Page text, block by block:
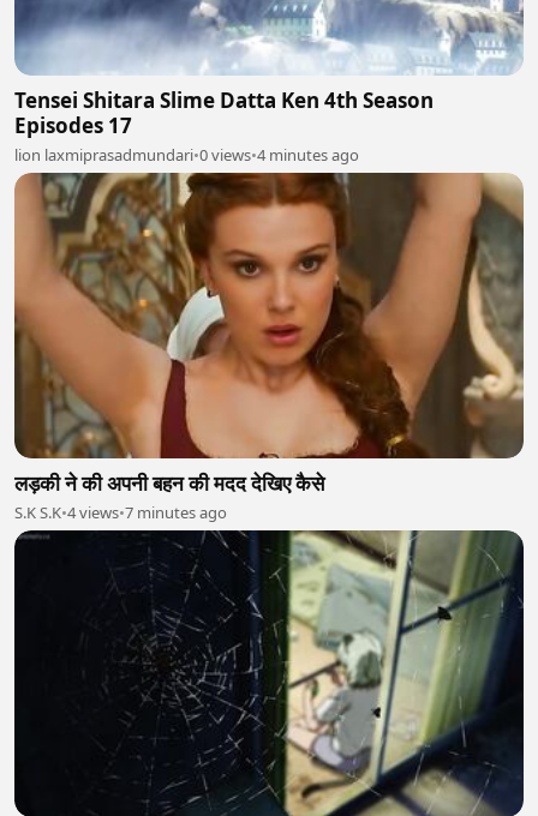
Tensei Shitara Slime Datta Ken 4th Season
Episodes 17
lion laxmiprasadmundari•0 views•4 minutes ago
लड़की ने की अपनी बहन की मदद देखिए कैसे
S.K S.K•4 views•7 minutes ago